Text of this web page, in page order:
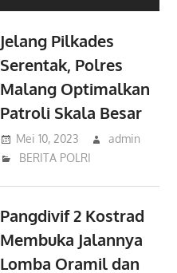
Jelang Pilkades
Serentak, Polres
Malang Optimalkan
Patroli Skala Besar
Mei 10, 2023
admin
BERITA POLRI
Pangdivif 2 Kostrad
Membuka Jalannya
Lomba Oramil dan